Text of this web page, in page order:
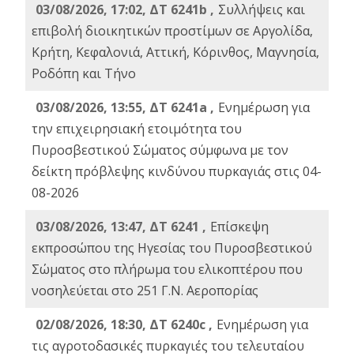
03/08/2026, 17:02, ΔΤ 6241b , Συλλήψεις και
επιβολή διοικητικών προστίμων σε Αργολίδα,
Κρήτη, Κεφαλονιά, Αττική, Κόρινθος, Μαγνησία,
Ροδόπη και Τήνο
03/08/2026, 13:55, ΔΤ 6241a , Ενημέρωση για
την επιχειρησιακή ετοιμότητα του
Πυροσβεστικού Σώματος σύμφωνα με τον
δείκτη πρόβλεψης κινδύνου πυρκαγιάς στις 04-
08-2026
03/08/2026, 13:47, ΔΤ 6241 , Επίσκεψη
εκπροσώπου της Ηγεσίας του Πυροσβεστικού
Σώματος στο πλήρωμα του ελικοπτέρου που
νοσηλεύεται στο 251 Γ.Ν. Αεροπορίας
02/08/2026, 18:30, ΔΤ 6240c , Ενημέρωση για
τις αγροτοδασικές πυρκαγιές του τελευταίου